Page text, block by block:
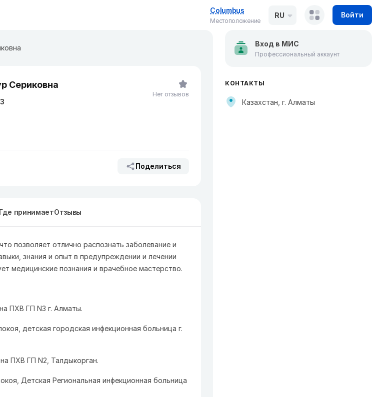
Columbus
Местоположение
RU Войти
Сериковна
Поделиться
Нет отзывов
Где принимаетОтзывы
позволяет отлично распознать заболевание и
знания и опыт в предупреждении и лечении
медицинские познания и врачебное мастерство.
ПХВ ГП N3 г. Алматы.
детская городская инфекционная больница г.
ПХВ ГП N2, Талдыкорган.
Детская Региональная инфекционная больница
Вход в МИС
Профессиональный аккаунт
КОНТАКТЫ
Казахстан, г. Алматы